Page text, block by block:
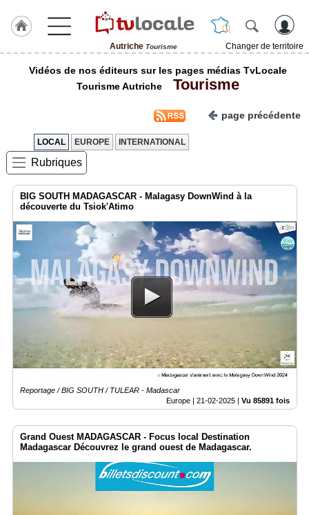
Autriche Tourisme
Changer de territoire
J'adhère
TvLocale
France
Accueil
RUBRIQUES
Agenda
Gazette
Vidéos
groupe
Prémium
annuaire
Accès
Vidéos de nos éditeurs sur les pages médias TvLocale
Tourisme Autriche
Tourisme
page précédente
LOCAL EUROPE INTERNATIONAL
Rubriques
BIG SOUTH MADAGASCAR - Malagasy DownWind à la
découverte du Tsiok'Atimo
Reportage / BIG SOUTH / TULEAR - Madascar
Europe | 21-02-2025 Vu 85891 fois
Grand Ouest MADAGASCAR - Focus local Destination
Madagascar Découvrez le grand ouest de Madagascar.